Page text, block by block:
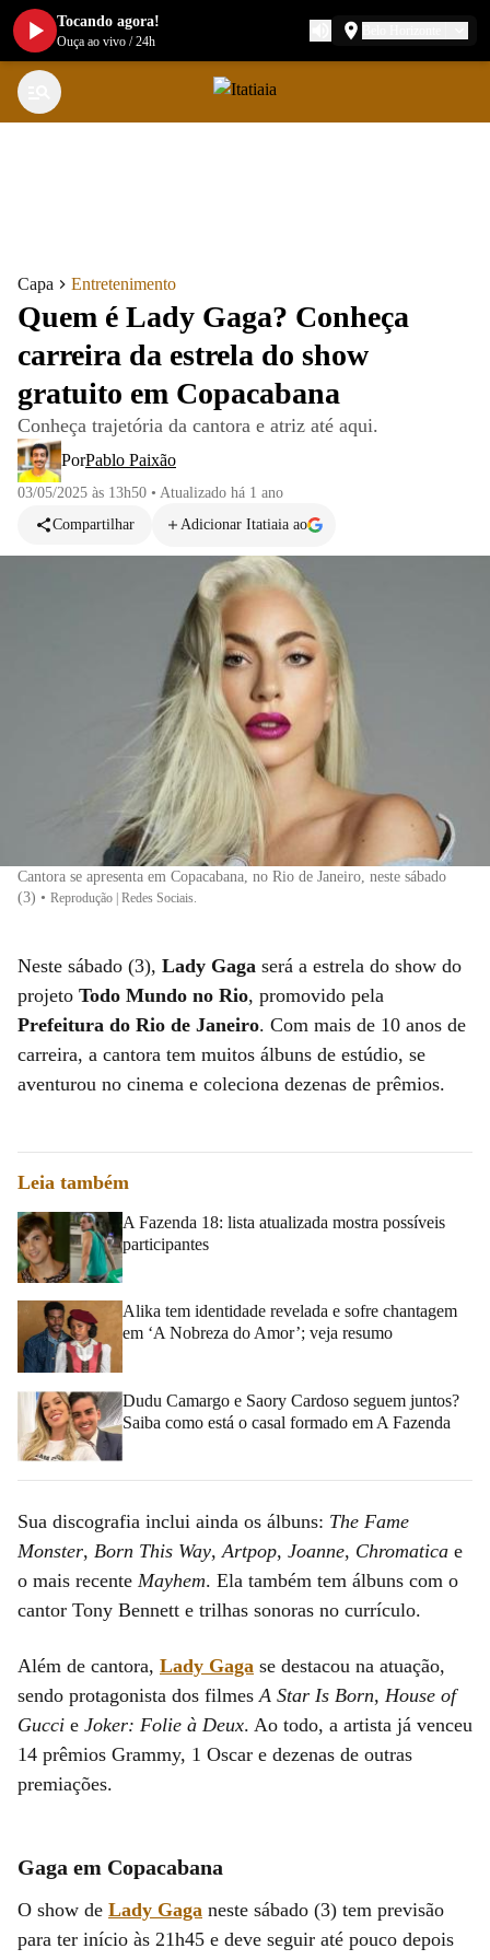
Capa Entretenimento
Quem é Lady Gaga? Conheça
carreira da estrela do show
gratuito em Copacabana
Conheça trajetória da cantora e atriz até aqui.
PorPablo Paixão
03/05/2025 às 13h50 • Atualizado há 1 ano
Compartilhar
Adicionar Itatiaia ao
Cantora se apresenta em Copacabana, no Rio de Janeiro, neste sábado
(3) • Reprodução | Redes Sociais.
Neste sábado (3), Lady Gaga será a estrela do show do
projeto Todo Mundo no Rio, promovido pela
Prefeitura do Rio de Janeiro. Com mais de 10 anos de
carreira, a cantora tem muitos álbuns de estúdio, se
aventurou no cinema e coleciona dezenas de prêmios.
Leia também
A Fazenda 18: lista atualizada mostra possíveis
participantes
Alika tem identidade revelada e sofre chantagem
em ‘A Nobreza do Amor’; veja resumo
Dudu Camargo e Saory Cardoso seguem juntos?
Saiba como está o casal formado em A Fazenda
Sua discografia inclui ainda os álbuns: The Fame
Monster, Born This Way, Artpop, Joanne, Chromatica e
o mais recente Mayhem. Ela também tem álbuns com o
cantor Tony Bennett e trilhas sonoras no currículo.
Além de cantora, Lady Gaga se destacou na atuação,
sendo protagonista dos filmes A Star Is Born, House of
Gucci e Joker: Folie à Deux. Ao todo, a artista já venceu
14 prêmios Grammy, 1 Oscar e dezenas de outras
premiações.
Gaga em Copacabana
O show de Lady Gaga neste sábado (3) tem previsão
para ter início às 21h45 e deve seguir até pouco depois
Tocando agora!
Ouça ao vivo /24h